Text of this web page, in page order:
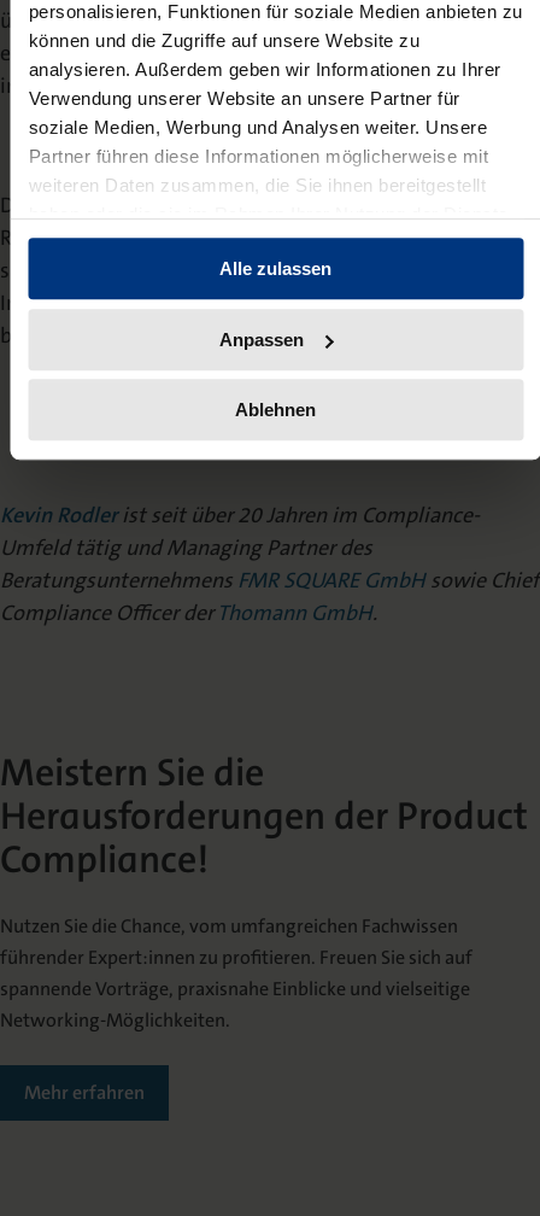
personalisieren, Funktionen für soziale Medien anbieten zu
können und die Zugriffe auf unsere Website zu
analysieren. Außerdem geben wir Informationen zu Ihrer
Verwendung unserer Website an unsere Partner für
soziale Medien, Werbung und Analysen weiter. Unsere
Partner führen diese Informationen möglicherweise mit
weiteren Daten zusammen, die Sie ihnen bereitgestellt
haben oder die sie im Rahmen Ihrer Nutzung der Dienste
gesammelt haben.
Alle zulassen
Anpassen
Ablehnen
überschaubare Anzahl an Ausnahmeregelungen schaffen
ein hoch komplexes Compliance-Konstrukt mit
immensen Datenmengen.
Durch die Einführung des digitalen Produktpasses im
Rahmen der GPSR (Produktsicherheitsverordnung) dürfte
sich die Lage weiter zuspitzen, da auch diese
Informationspflichten zu chemischen Inhaltsstoffen
beinhaltet.
Kevin Rodlerist seit über 20 Jahren im Compliance-
Umfeld tätig und Managing Partner des
Beratungsunternehmens FMR SQUARE GmbHsowie Chief
Compliance Officer derThomann GmbH.
Meistern Sie die
Herausforderungen der Product
Compliance!
Nutzen Sie die Chance, vom umfangreichen Fachwissen
führender Expert:innen zu profitieren. Freuen Sie sich auf
spannende Vorträge, praxisnahe Einblicke und vielseitige
Networking-Möglichkeiten.
Mehr erfahren